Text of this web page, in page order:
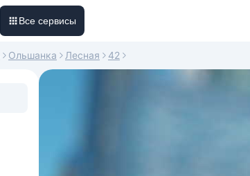
Все сервисы
Ольшанка Лесная 42